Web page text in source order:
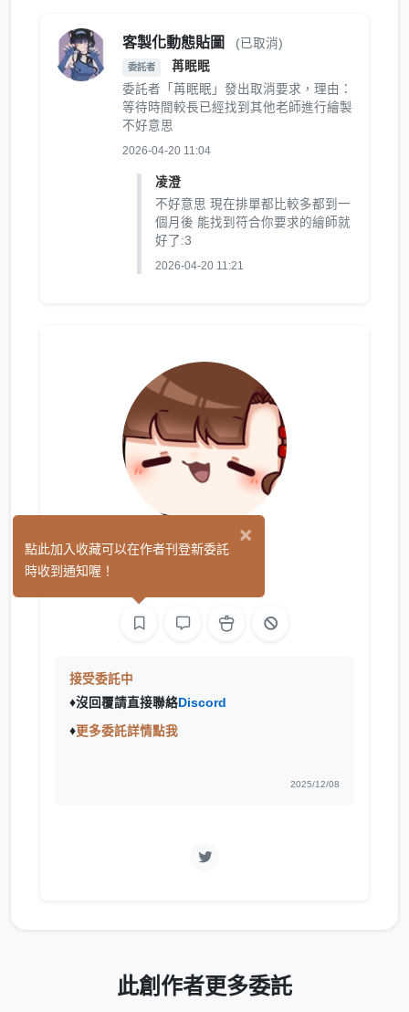
客製化動態貼圖 (已取消)
委託者
苒眠眠
委託者「苒眠眠」發出取消要求，理由：
等待時間較長已經找到其他老師進行繪製
不好意思
2026-04-20 11:04
凌澄
不好意思 現在排單都比較多都到一
個月後 能找到符合你要求的繪師就
好了:3
2026-04-20 11:21
凌澄 (1)
接受委託中
♦沒回覆請直接聯絡 Discord
♦更多委託詳情點我
2025/12/08
此創作者更多委託
×
點此加入收藏可以在作者刊登新委託
時收到通知喔！